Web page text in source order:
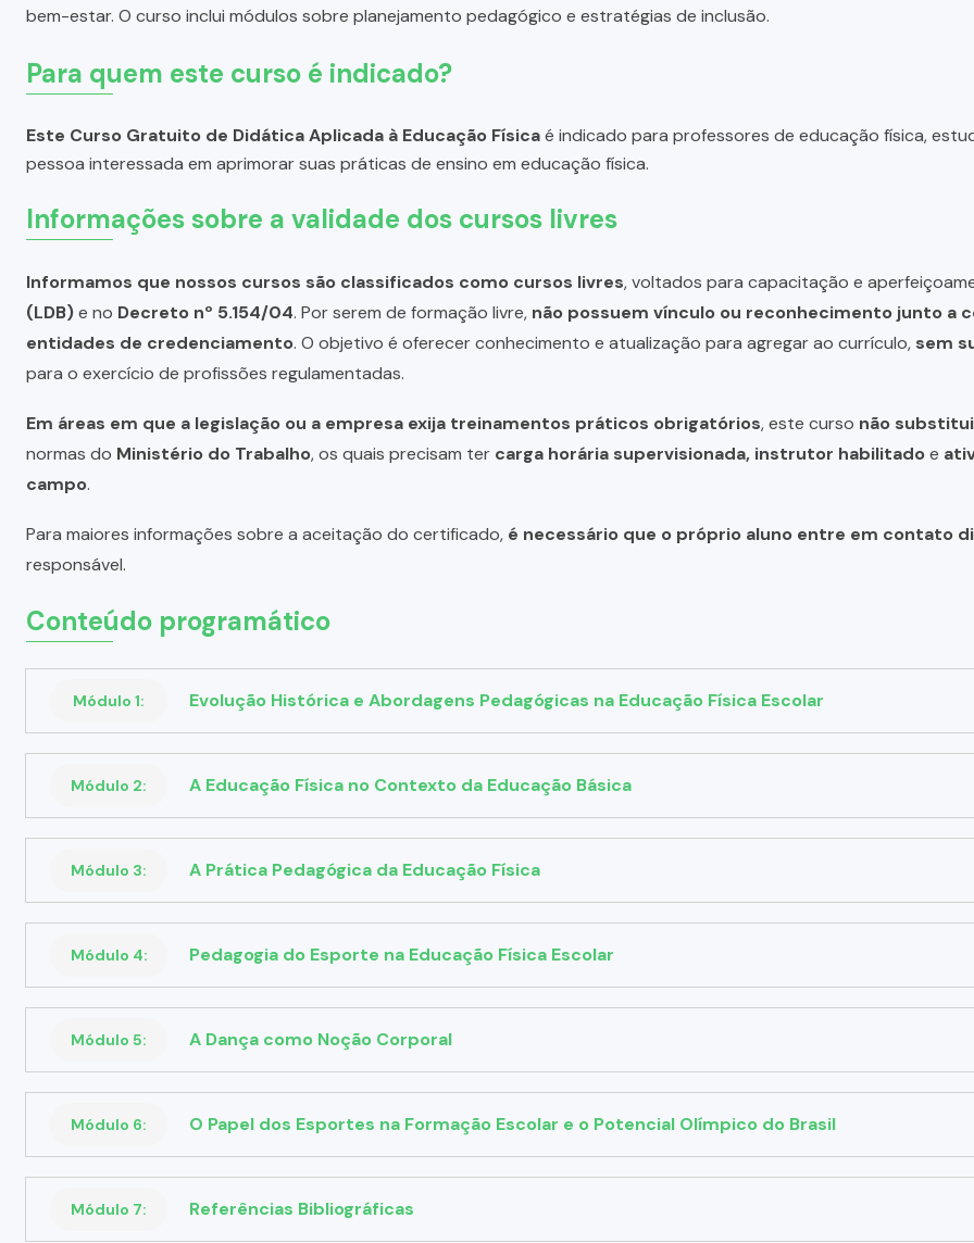
bem-estar. O curso inclui módulos sobre planejamento pedagógico e estratégias de inclusão.
Para quem este curso é indicado?
Este Curso Gratuito de Didática Aplicada à Educação Físicaé indicado para professores de educação física,
pessoa interessada em aprimorar suas práticas de ensino em educação física.
Informações sobre a validade dos cursos livres
Informamos que nossos cursos são classificados como cursos livres, voltados para capacitação e
(LDB)e no Decreto nº 5.154/04. Por serem de formação livre, não possuem vínculo ou reconhecimento junto a
entidades de credenciamento. O objetivo é oferecer conhecimento e atualização para agregar ao currículo, sem
para o exercício de profissões regulamentadas.
Em áreas em que a legislação ou a empresa exija treinamentos práticos obrigatórios, este curso não substitui
normas do Ministério do Trabalho, os quais precisam ter carga horária supervisionada, instrutor habilitadoe
campo.
Para maiores informações sobre a aceitação do certificado, é necessário que o próprio aluno entre em contato
responsável.
Conteúdo programático
Módulo 1: Evolução Histórica e Abordagens Pedagógicas na Educação Física Escolar
Módulo 2: A Educação Física no Contexto da Educação Básica
Módulo 3: A Prática Pedagógica da Educação Física
Módulo 4: Pedagogia do Esporte na Educação Física Escolar
Módulo 5: A Dança como Noção Corporal
Módulo 6: O Papel dos Esportes na Formação Escolar e o Potencial Olímpico do Brasil
Módulo 7: Referências Bibliográficas